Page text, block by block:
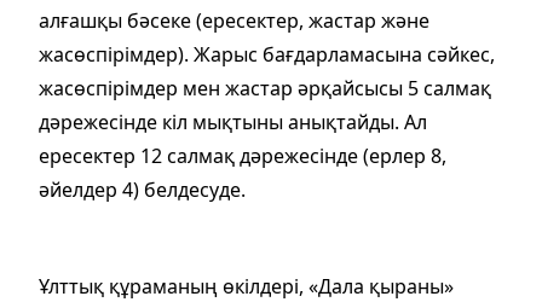
алғашқы бәсеке (ересектер, жастар және
жасөспірімдер). Жарыс бағдарламасына сәйкес,
жасөспірімдер мен жастар әрқайсысы 5 салмақ
дәрежесінде кіл мықтыны анықтайды. Ал
ересектер 12 салмақ дәрежесінде (ерлер 8,
әйелдер 4) белдесуде.
Ұлттық құраманың өкілдері, «Дала қыраны»